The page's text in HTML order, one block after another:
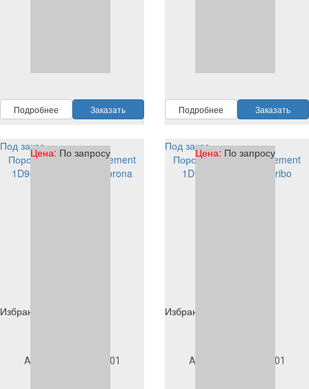
Подробнее Заказать Подробнее Заказать
Под заказ
Порошковая краска Element
1D901S1001 EP/PE corona
Избранное
Артикул
1D901S1001
Цена: По запросу
Под заказ
Порошковая краска Element
1D902S1001 EP/PE tribo
Избранное
Артикул
1D902S1001
Цена: По запросу